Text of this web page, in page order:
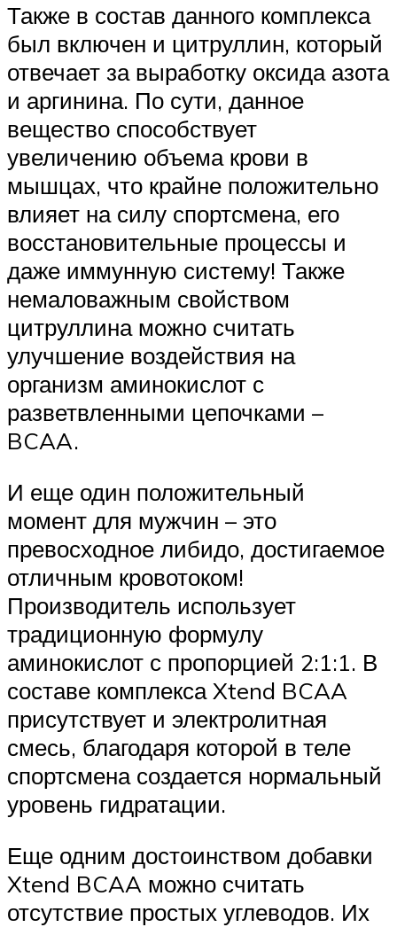
Также в состав данного комплекса
был включен и цитруллин, который
отвечает за выработку оксида азота
и аргинина. По сути, данное
вещество способствует
увеличению объема крови в
мышцах, что крайне положительно
влияет на силу спортсмена, его
восстановительные процессы и
даже иммунную систему! Также
немаловажным свойством
цитруллина можно считать
улучшение воздействия на
организм аминокислот с
разветвленными цепочками –
BCAA.
И еще один положительный
момент для мужчин – это
превосходное либидо, достигаемое
отличным кровотоком!
Производитель использует
традиционную формулу
аминокислот с пропорцией 2:1:1. В
составе комплекса Xtend BCAA
присутствует и электролитная
смесь, благодаря которой в теле
спортсмена создается нормальный
уровень гидратации.
Еще одним достоинством добавки
Xtend BCAA можно считать
отсутствие простых углеводов. Их